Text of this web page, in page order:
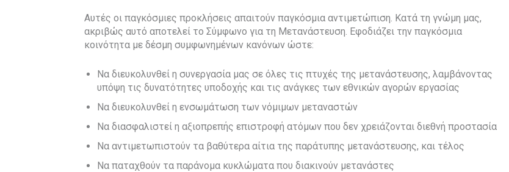
Αυτές οι παγκόσμιες προκλήσεις απαιτούν παγκόσμια αντιμετώπιση. Κατά τη γνώμη μας,
ακριβώς αυτό αποτελεί το Σύμφωνο για τη Μετανάστευση. Εφοδιάζει την παγκόσμια
κοινότητα με δέσμη συμφωνημένων κανόνων ώστε:
Να διευκολυνθεί η συνεργασία μας σε όλες τις πτυχές της μετανάστευσης, λαμβάνοντας
υπόψη τις δυνατότητες υποδοχής και τις ανάγκες των εθνικών αγορών εργασίας
Να διευκολυνθεί η ενσωμάτωση των νόμιμων μεταναστών
Να διασφαλιστεί η αξιοπρεπής επιστροφή ατόμων που δεν χρειάζονται διεθνή προστασία
Να αντιμετωπιστούν τα βαθύτερα αίτια της παράτυπης μετανάστευσης, και τέλος
Να παταχθούν τα παράνομα κυκλώματα που διακινούν μετανάστες